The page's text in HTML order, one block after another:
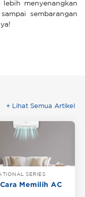
menyenangkan
sembarangan
+ Lihat Semua Artikel
SERIES
Memilih AC